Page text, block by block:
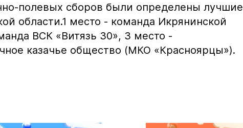
полевых сборов были определены лучшие
области.1 место - команда Икрянинской
ВСК «Витязь 30», 3 место -
казачье общество (МКО «Красноярцы»).